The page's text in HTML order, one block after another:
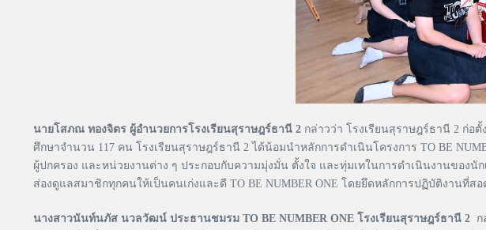
นายโสภณ ทองจิตร ผู้อำนวยการโรงเรียนสุราษฎร์ธานี 2 กล่าวว่า โรงเรียนสุราษฎร์ธานี 2 ก่อ
ศึกษาจำนวน 117 คน โรงเรียนสุราษฎร์ธานี 2 ได้น้อมนำหลักการดำเนินโครงการ TO BE
ผู้ปกครอง และหน่วยงานต่าง ๆ ประกอบกับความมุ่งมั่น ตั้งใจ และทุ่มเทในการดำเนินงานของนั
ส่องดูแลสมาชิกทุกคนให้เป็นคนเก่งและดี TO BE NUMBER ONE โดยยึดหลักการปฏิบัติงาน
นางสาวนันท์นภัส นวลวัฒน์ ประธานชมรม TO BE NUMBER ONE โรงเรียนสุราษฎร์ธานี 2 ก